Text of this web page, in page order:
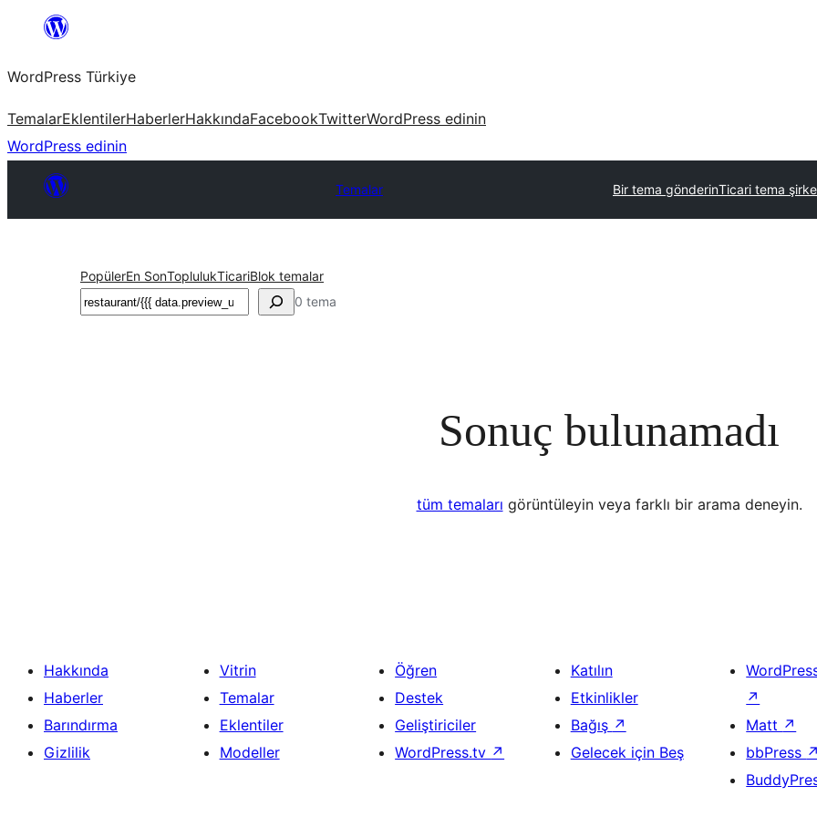
İçeriğe
WordPress Türkiye
TemalarEklentilerHaberlerHakkındaFacebookTwitterWordPress edinin
WordPress edinin
Temalar Bir tema gönderinTicari tema
PopülerEn SonToplulukTicariBlok temalar
Ara 0 tema
Sonuç bulunamadı
tüm temaları görüntüleyin veya farklı bir arama deneyin.
Hakkında
Haberler
Barındırma
Gizlilik
Vitrin
Temalar
Eklentiler
Modeller
Öğren
Destek
Geliştiriciler
WordPress.tv ↗
Katılın
Etkinlikler
Bağış ↗
Gelecek için Beş
↗
Matt ↗
bbPress ↗